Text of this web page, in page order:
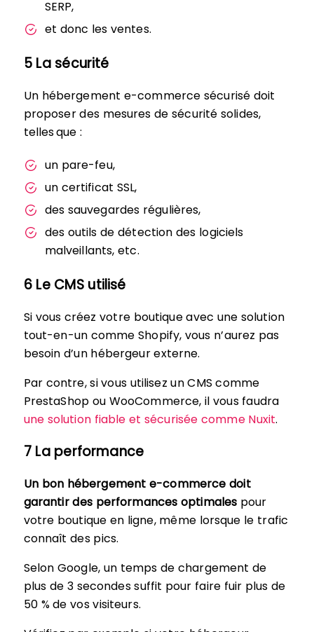
SERP,
et donc les ventes.
5 La sécurité
Un hébergement e-commerce sécurisé doit
proposer des mesures de sécurité solides,
telles que :
un pare-feu,
un certificat SSL,
des sauvegardes régulières,
des outils de détection des logiciels
malveillants, etc.
6 Le CMS utilisé
Si vous créez votre boutique avec une solution
tout-en-un comme Shopify, vous n’aurez pas
besoin d’un hébergeur externe.
Par contre, si vous utilisez un CMS comme
PrestaShop ou WooCommerce, il vous faudra
une solution fiable et sécurisée comme Nuxit.
7 La performance
Un bon hébergement e-commerce doit
garantir des performances optimales pour
votre boutique en ligne, même lorsque le trafic
connaît des pics.
Selon Google, un temps de chargement de
plus de 3 secondes suffit pour faire fuir plus de
50 % de vos visiteurs.